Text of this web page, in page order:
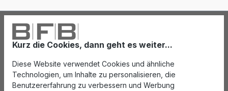
Kurz die Cookies, dann geht es weiter...
Diese Website verwendet Cookies und ähnliche
Technologien, um Inhalte zu personalisieren, die
Benutzererfahrung zu verbessern und Werbung